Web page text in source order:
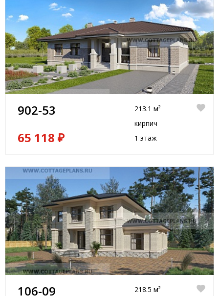
902-53
65 118 ₽
213.1 м²
кирпич
1 этаж
106-09
218.5 м²